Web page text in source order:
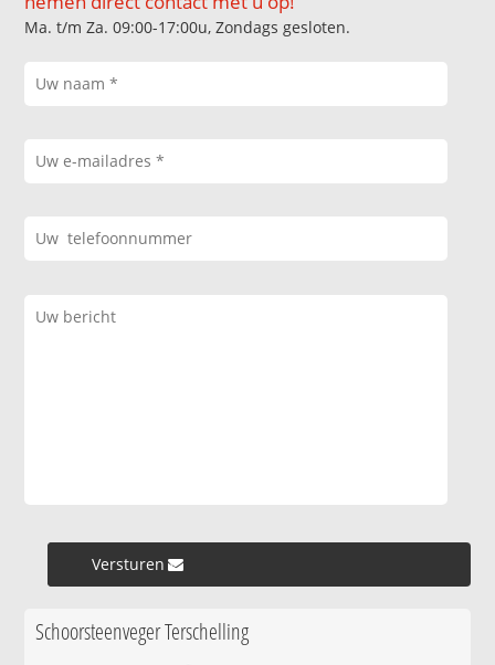
Ma. t/m Za. 09:00-17:00u, Zondags gesloten.
Versturen »
Schoorsteenveger Terschelling